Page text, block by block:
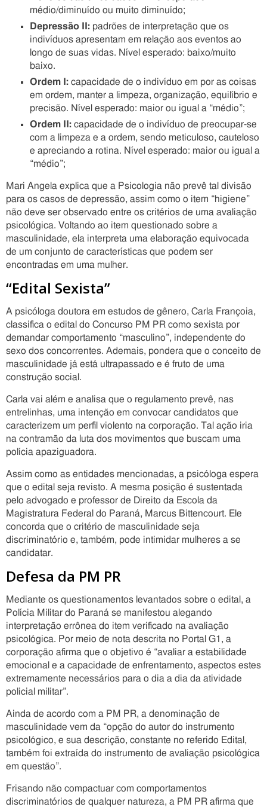
médio/diminuído ou muito diminuído;
Depressão II: padrões de interpretação que os
indivíduos apresentam em relação aos eventos ao
longo de suas vidas. Nível esperado: baixo/muito
baixo.
Ordem I: capacidade de o indivíduo em por as coisas
em ordem, manter a limpeza, organização, equilíbrio e
precisão. Nível esperado: maior ou igual a “médio”;
Ordem II: capacidade de o indivíduo de preocupar-se
com a limpeza e a ordem, sendo meticuloso, cauteloso
e apreciando a rotina. Nível esperado: maior ou igual a
“médio”;
Mari Angela explica que a Psicologia não prevê tal divisão
para os casos de depressão, assim como o item “higiene”
não deve ser observado entre os critérios de uma avaliação
psicológica. Voltando ao item questionado sobre a
masculinidade, ela interpreta uma elaboração equivocada
de um conjunto de características que podem ser
encontradas em uma mulher.
“Edital Sexista”
A psicóloga doutora em estudos de gênero, Carla Françoia,
classifica o edital do Concurso PM PR como sexista por
demandar comportamento “masculino”, independente do
sexo dos concorrentes. Ademais, pondera que o conceito de
masculinidade já está ultrapassado e é fruto de uma
construção social.
Carla vai além e analisa que o regulamento prevê, nas
entrelinhas, uma intenção em convocar candidatos que
caracterizem um perfil violento na corporação. Tal ação iria
na contramão da luta dos movimentos que buscam uma
polícia apaziguadora.
Assim como as entidades mencionadas, a psicóloga espera
que o edital seja revisto. A mesma posição é sustentada
pelo advogado e professor de Direito da Escola da
Magistratura Federal do Paraná, Marcus Bittencourt. Ele
concorda que o critério de masculinidade seja
discriminatório e, também, pode intimidar mulheres a se
candidatar.
Defesa da PM PR
Mediante os questionamentos levantados sobre o edital, a
Polícia Militar do Paraná se manifestou alegando
interpretação errônea do item verificado na avaliação
psicológica. Por meio de nota descrita no Portal G1, a
corporação afirma que o objetivo é “avaliar a estabilidade
emocional e a capacidade de enfrentamento, aspectos estes
extremamente necessários para o dia a dia da atividade
policial militar”.
Ainda de acordo com a PM PR, a denominação de
masculinidade vem da “opção do autor do instrumento
psicológico, e sua descrição, constante no referido Edital,
também foi extraída do instrumento de avaliação psicológica
em questão”.
Frisando não compactuar com comportamentos
discriminatórios de qualquer natureza, a PM PR afirma que